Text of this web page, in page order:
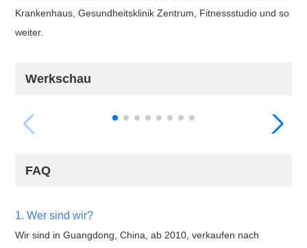
Krankenhaus, Gesundheitsklinik Zentrum, Fitnessstudio und so
weiter.
Werkschau
FAQ
1. Wer sind wir?
Wir sind in Guangdong, China, ab 2010, verkaufen nach